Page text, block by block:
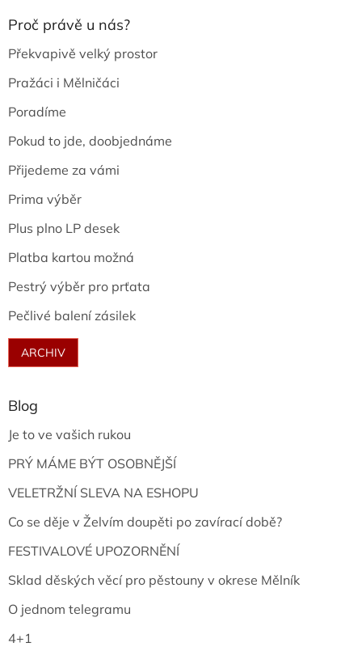
Proč právě u nás?
Překvapivě velký prostor
Pražáci i Mělničáci
Poradíme
Pokud to jde, doobjednáme
Přijedeme za vámi
Prima výběr
Plus plno LP desek
Platba kartou možná
Pestrý výběr pro prťata
Pečlivé balení zásilek
ARCHIV
Blog
Je to ve vašich rukou
PRÝ MÁME BÝT OSOBNĚJŠÍ
VELETRŽNÍ SLEVA NA ESHOPU
Co se děje v Želvím doupěti po zavírací době?
FESTIVALOVÉ UPOZORNĚNÍ
Sklad děských věcí pro pěstouny v okrese Mělník
O jednom telegramu
4+1